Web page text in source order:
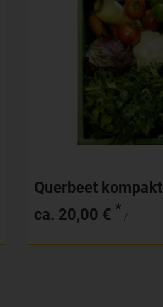
Querbeet kompakt
ca. 20,00 € * /
20,00€